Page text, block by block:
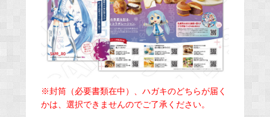
※封筒（必要書類在中）、ハガキのどちらが届く
かは、選択できませんのでご了承ください。